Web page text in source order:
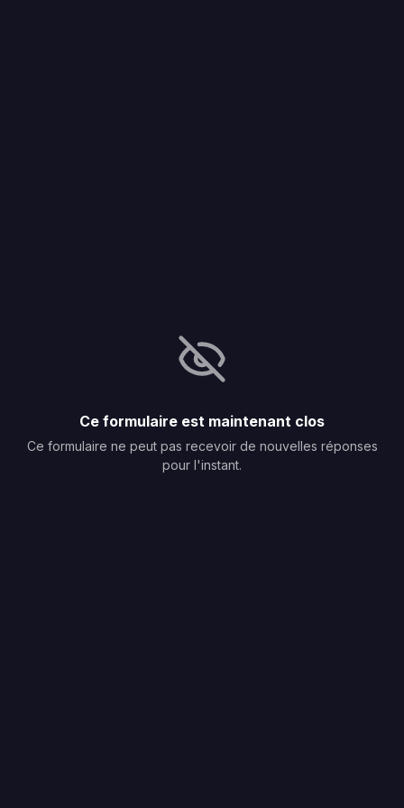
Ce formulaire est maintenant clos
Ce formulaire ne peut pas recevoir de nouvelles réponses
pour l'instant.